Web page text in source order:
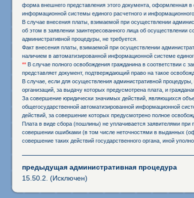
форма внешнего представления этого документа, оформленная в
информационной системы единого расчетного и информационного
В случае внесения платы, взимаемой при осуществлении
об этом в заявлении заинтересованного лица об
административной процедуры, не требуется.
Факт внесения платы, взимаемой при осуществлении
наличием в автоматизированной информационной системе
** В случае полного освобождения гражданина в соответствии с
представляет документ, подтверждающий право на такое
В случае, если для осуществления административной
организаций, за выдачу которых предусмотрена плата, и
За совершение юридически значимых действий, являющихся
общегосударственной автоматизированной информационной
действий, за совершение которых предусмотрено полное
Плата в виде сбора (пошлины) не уплачивается заявителями
совершении ошибками (в том числе неточностями в выданных
совершение таких действий государственного органа, иной
предыдущая административная процедура
15.50.2. (Исключен)